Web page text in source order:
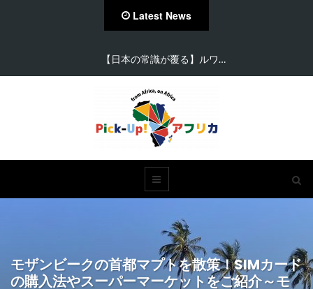
Latest News
【密輸問題・麻薬問題編】…
モザンビークの首都マプトを散策！SIMカード
の購入法やスーパーマーケットをご紹介～モ